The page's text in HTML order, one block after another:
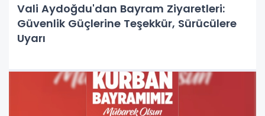
Vali Aydoğdu'dan Bayram Ziyaretleri:
Güvenlik Güçlerine Teşekkür, Sürücülere
Uyarı